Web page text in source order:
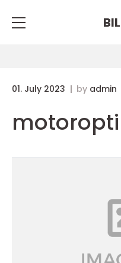
01. July 2023 by admin